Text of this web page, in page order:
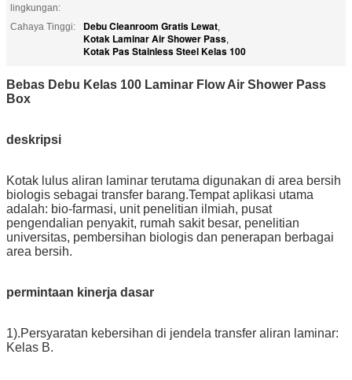
lingkungan:
Cahaya Tinggi: Debu Cleanroom Gratis Lewat,
Kotak Laminar Air Shower Pass,
Kotak Pas Stainless Steel Kelas 100
Bebas Debu Kelas 100 Laminar Flow Air Shower Pass
Box
deskripsi
Kotak lulus aliran laminar terutama digunakan di area bersih
biologis sebagai transfer barang.Tempat aplikasi utama
adalah: bio-farmasi, unit penelitian ilmiah, pusat
pengendalian penyakit, rumah sakit besar, penelitian
universitas, pembersihan biologis dan penerapan berbagai
area bersih.
permintaan kinerja dasar
1).Persyaratan kebersihan di jendela transfer aliran laminar:
Kelas B.